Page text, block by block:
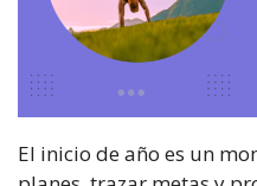
El inicio de año es un